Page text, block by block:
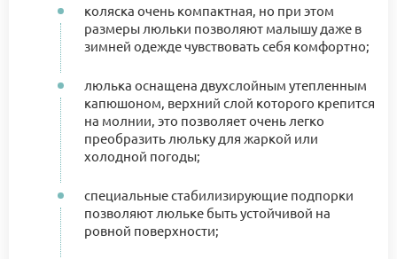
коляска очень компактная, но при этом
размеры люльки позволяют малышу даже в
зимней одежде чувствовать себя комфортно;
люлька оснащена двухслойным утепленным
капюшоном, верхний слой которого крепится
на молнии, это позволяет очень легко
преобразить люльку для жаркой или
холодной погоды;
специальные стабилизирующие подпорки
позволяют люльке быть устойчивой на
ровной поверхности;